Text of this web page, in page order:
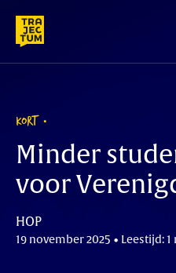
content
KORT
Minder
voor
HOP
19 november 2025 • Leestijd: 1